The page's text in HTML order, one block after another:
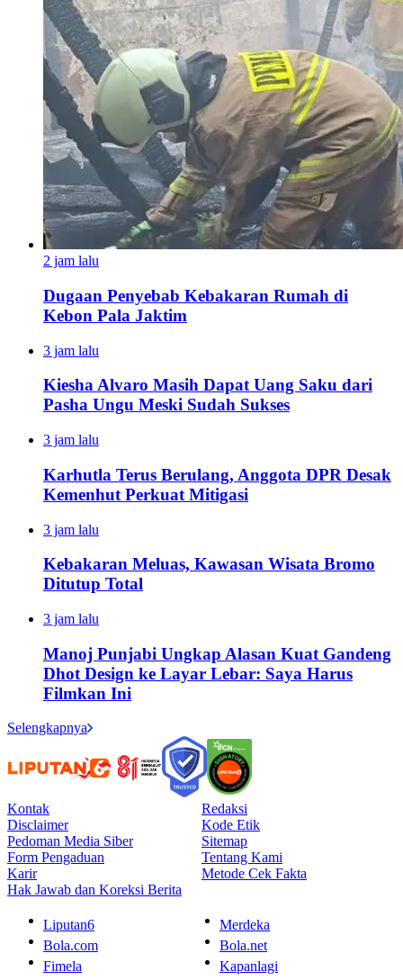
2 jam lalu
Dugaan Penyebab Kebakaran Rumah di
Kebon Pala Jaktim
3 jam lalu
Kiesha Alvaro Masih Dapat Uang Saku dari
Pasha Ungu Meski Sudah Sukses
3 jam lalu
Karhutla Terus Berulang, Anggota DPR Desak
Kemenhut Perkuat Mitigasi
3 jam lalu
Kebakaran Meluas, Kawasan Wisata Bromo
Ditutup Total
3 jam lalu
Manoj Punjabi Ungkap Alasan Kuat Gandeng
Dhot Design ke Layar Lebar: Saya Harus
Filmkan Ini
Selengkapnya
Kontak
Redaksi
Disclaimer
Kode Etik
Pedoman Media Siber
Sitemap
Form Pengaduan
Tentang Kami
Karir
Metode Cek Fakta
Hak Jawab dan Koreksi Berita
Liputan6
Merdeka
Bola.com
Bola.net
Fimela
Kapanlagi